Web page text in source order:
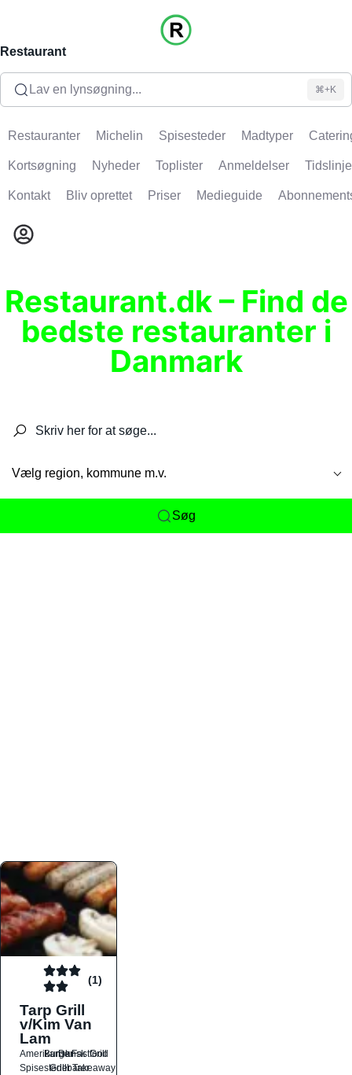
Restaurant
Lav en lynsøgning... ⌘+K
Restauranter Michelin Spisesteder Madtyper
Kortsøgning Nyheder Toplister Anmeldelser Tidslinje
Kontakt Bliv oprettet Priser Medieguide
Restaurant.dk – Find de
bedste restauranter i
Danmark
Vælg region, kommune m.v.
Søg
(1)
Tarp Grill
v/Kim Van
Lam
Amerikansk
BurgerDanskFastfood
Grill
SpisestederGrillbarerTakeaway